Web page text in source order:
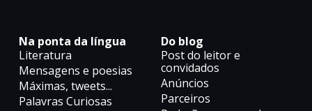
Na ponta da língua
Literatura
Mensagens e poesias
Máximas, tweets...
Palavras Curiosas
Do blog
Post do leitor e
convidados
Anúncios
Parceiros